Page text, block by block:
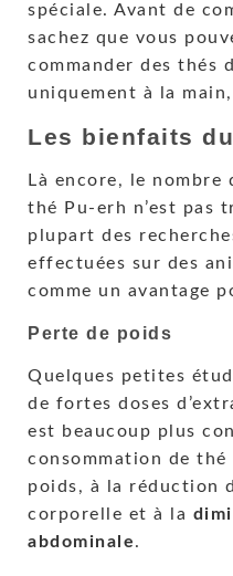
spéciale. Avant de
sachez que vous
commander des thés
uniquement à la
Les bienfaits
Là encore, le nombre
thé Pu-erh n’est pas
plupart des
effectuées sur des
comme un avantage
Perte de poids
Quelques petites
de fortes doses
est beaucoup plus
consommation de
poids, à la réduction
corporelle et à la
abdominale.